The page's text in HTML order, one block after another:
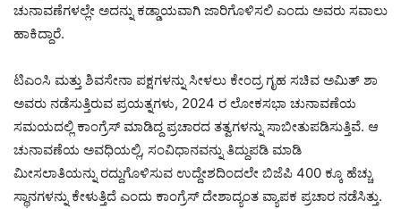
ಚುನಾವಣೆಗಳಲ್ಲೇ ಅದನ್ನು ಕಡ್ಡಾಯವಾಗಿ ಜಾರಿಗೊಳಿಸಲಿ ಎಂದು ಅವರು ಸವಾಲು
ಹಾಕಿದ್ದಾರೆ.
ಟಿಎಂಸಿ ಮತ್ತು ಶಿವಸೇನಾ ಪಕ್ಷಗಳನ್ನು ಸೀಳಲು ಕೇಂದ್ರ ಗೃಹ ಸಚಿವ ಅಮಿತ್ ಶಾ
ಅವರು ನಡೆಸುತ್ತಿರುವ ಪ್ರಯತ್ನಗಳು, 2024 ರ ಲೋಕಸಭಾ ಚುನಾವಣೆಯ
ಸಮಯದಲ್ಲಿ ಕಾಂಗ್ರೆಸ್ ಮಾಡಿದ್ದ ಪ್ರಚಾರದ ತತ್ವಗಳನ್ನು ಸಾಬೀತುಪಡಿಸುತ್ತಿವೆ. ಆ
ಚುನಾವಣೆಯ ಅವಧಿಯಲ್ಲಿ, ಸಂವಿಧಾನವನ್ನು ತಿದ್ದುಪಡಿ ಮಾಡಿ
ಮೀಸಲಾತಿಯನ್ನು ರದ್ದುಗೊಳಿಸುವ ಉದ್ದೇಶದಿಂದಲೇ ಬಿಜೆಪಿ 400 ಕ್ಕೂ ಹೆಚ್ಚು
ಸ್ಥಾನಗಳನ್ನು ಕೇಳುತ್ತಿದೆ ಎಂದು ಕಾಂಗ್ರೆಸ್ ದೇಶಾದ್ಯಂತ ವ್ಯಾಪಕ ಪ್ರಚಾರ ನಡೆಸಿತ್ತು.